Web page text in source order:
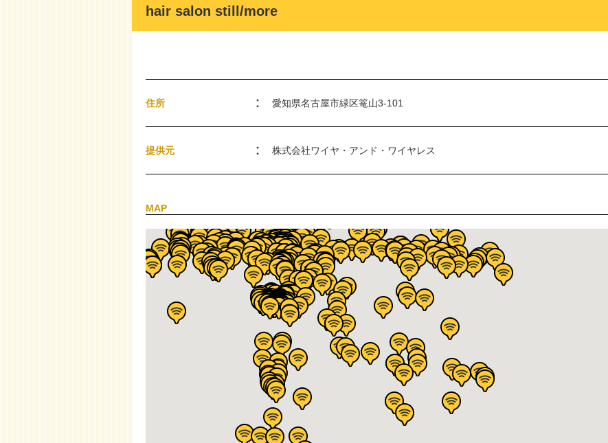
hair salon still/more
住所 愛知県名古屋市緑区篭山3-101
提供元 株式会社ワイヤ・アンド・ワイヤレス
MAP